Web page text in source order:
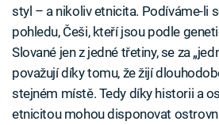
styl – a nikoliv etnicita. Podíváme-li
pohledu, Češi, kteří jsou podle
Slované jen z jedné třetiny, se za
považují díky tomu, že žijí
stejném místě. Tedy díky historii a
etnicitou mohou disponovat